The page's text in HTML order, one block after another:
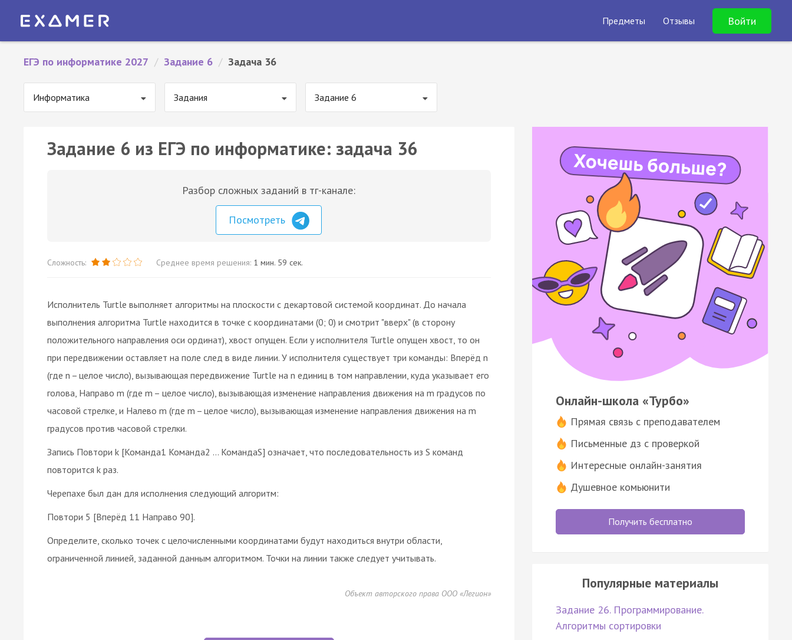
Предметы Отзывы Войти
ЕГЭ по информатике 2027 / Задание 6 / Задача 36
Информатика Задания Задание 6
Задание 6 из ЕГЭ по информатике: задача 36
Разбор сложных заданий в тг-канале:
Посмотреть
Сложность: Среднее время решения: 1 мин. 59 сек.
Исполнитель Turtle выполняет алгоритмы на плоскости с декартовой системой координат. До начала
выполнения алгоритма Turtle находится в точке с координатами (0; 0) и смотрит "вверх" (в сторону
положительного направления оси ординат), хвост опущен. Если у исполнителя Turtle опущен хвост, то он
при передвижении оставляет на поле след в виде линии. У исполнителя существует три команды: Вперёд n
(где n – целое число), вызывающая передвижение Turtle на n единиц в том направлении, куда указывает его
голова, Направо m (где m – целое число), вызывающая изменение направления движения на m градусов по
часовой стрелке, и Налево m (где m – целое число), вызывающая изменение направления движения на m
градусов против часовой стрелки.
Запись Повтори k [Команда1 Команда2 … КомандаS] означает, что последовательность из S команд
повторится k раз.
Черепахе был дан для исполнения следующий алгоритм:
Повтори 5 [Вперёд 11 Направо 90].
Определите, сколько точек с целочисленными координатами будут находиться внутри области,
ограниченной линией, заданной данным алгоритмом. Точки на линии также следует учитывать.
Объект авторского права ООО «Легион»
Онлайн-школа «Турбо»
Прямая связь с преподавателем
Письменные дз с проверкой
Интересные онлайн-занятия
Душевное комьюнити
Получить бесплатно
Популярные материалы
Задание 26. Программирование.
Алгоритмы сортировки